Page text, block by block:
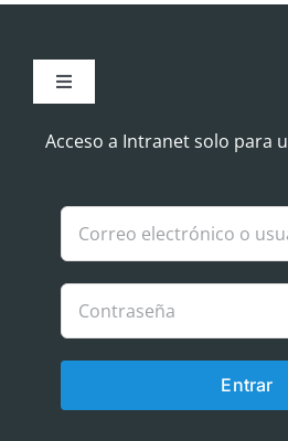
Toggle
Aviso Legal
Política de Cookies
Política de privacidad
Acceso a Intranet solo para
Entrar